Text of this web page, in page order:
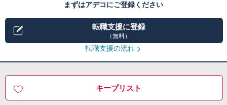
まずはアデコにご登録ください
転職支援に登録
（無料）
転職支援の流れ
キープリスト